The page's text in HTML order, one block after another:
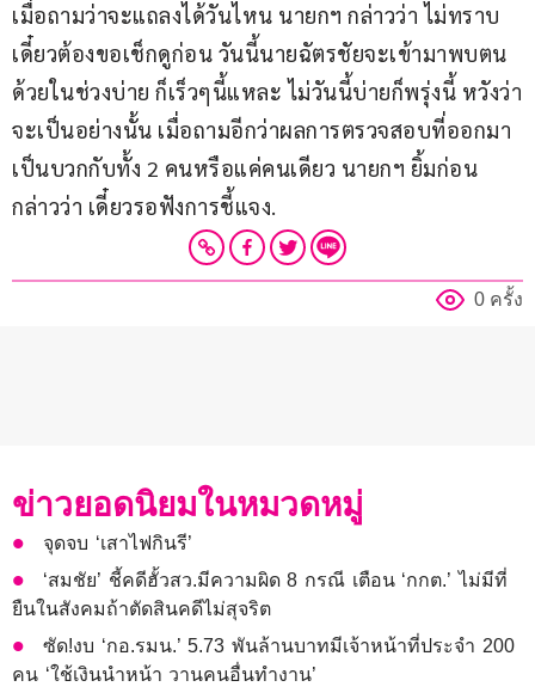
เมื่อถามว่าจะแถลงได้วันไหน นายกฯ กล่าวว่า ไม่ทราบ
เดี๋ยวต้องขอเช็กดูก่อน วันนี้นายฉัตรชัยจะเข้ามาพบตน
ด้วยในช่วงบ่าย ก็เร็วๆนี้แหละ ไม่วันนี้บ่ายก็พรุ่งนี้ หวังว่า
จะเป็นอย่างนั้น เมื่อถามอีกว่าผลการตรวจสอบที่ออกมา
เป็นบวกกับทั้ง 2 คนหรือแค่คนเดียว นายกฯ ยิ้มก่อน
กล่าวว่า เดี๋ยวรอฟังการชี้แจง.
0 ครั้ง
ข่าวยอดนิยมในหมวดหมู่
จุดจบ ‘เสาไฟกินรี’
‘สมชัย’ ชี้คดีฮั้วสว.มีความผิด 8 กรณี เตือน ‘กกต.’ ไม่มีที่
ยืนในสังคมถ้าตัดสินคดีไม่สุจริต
ซัด!งบ ‘กอ.รมน.’ 5.73 พันล้านบาทมีเจ้าหน้าที่ประจำ 200
คน ‘ใช้เงินนำหน้า วานคนอื่นทำงาน’